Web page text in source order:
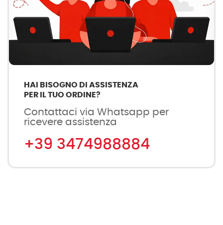
HAI BISOGNO DI ASSISTENZA
PER IL TUO ORDINE?
Contattaci via Whatsapp per
ricevere assistenza
+39 3474988884